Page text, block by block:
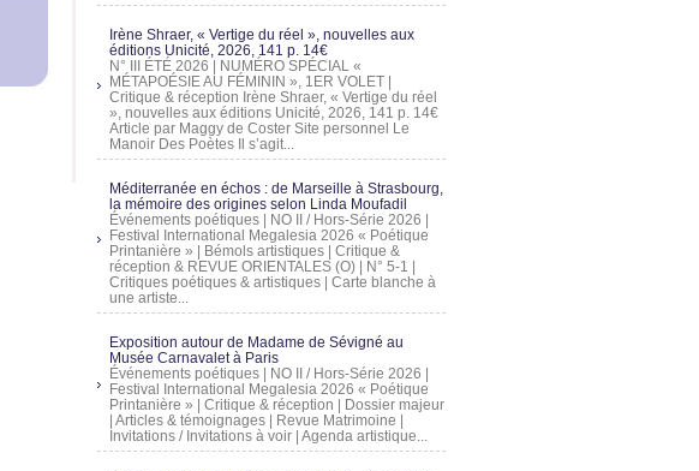
Irène Shraer, « Vertige du réel », nouvelles aux
éditions Unicité, 2026, 141 p. 14€
N° III ÉTÉ 2026 | NUMÉRO SPÉCIAL «
MÉTAPOÉSIE AU FÉMININ », 1ER VOLET |
Critique & réception Irène Shraer, « Vertige du réel
», nouvelles aux éditions Unicité, 2026, 141 p. 14€
Article par Maggy de Coster Site personnel Le
Manoir Des Poètes Il s’agit...
Méditerranée en échos : de Marseille à Strasbourg,
la mémoire des origines selon Linda Moufadil
Événements poétiques | NO II / Hors-Série 2026 |
Festival International Megalesia 2026 « Poétique
Printanière » | Bémols artistiques | Critique &
réception & REVUE ORIENTALES (O) | N° 5-1 |
Critiques poétiques & artistiques | Carte blanche à
une artiste...
Exposition autour de Madame de Sévigné au
Musée Carnavalet à Paris
Événements poétiques | NO II / Hors-Série 2026 |
Festival International Megalesia 2026 « Poétique
Printanière » | Critique & réception | Dossier majeur
| Articles & témoignages | Revue Matrimoine |
Invitations / Invitations à voir | Agenda artistique...